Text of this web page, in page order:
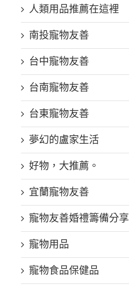
人類用品推薦在這裡
南投寵物友善
台中寵物友善
台南寵物友善
台東寵物友善
夢幻的盧家生活
好物，大推薦。
宜蘭寵物友善
寵物友善婚禮籌備分享
寵物用品
寵物食品保健品